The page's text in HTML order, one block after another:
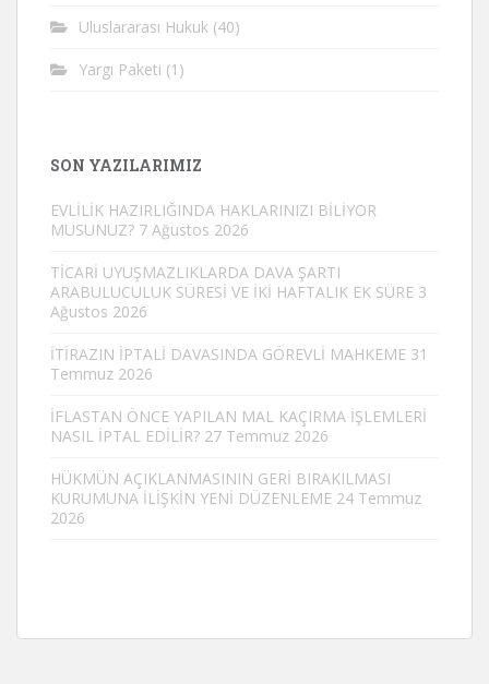
Uluslararası Hukuk (40)
Yargı Paketi (1)
SON YAZILARIMIZ
EVLİLİK HAZIRLIĞINDA HAKLARINIZI BİLİYOR
MUSUNUZ? 7 Ağustos 2026
TİCARİ UYUŞMAZLIKLARDA DAVA ŞARTI
ARABULUCULUK SÜRESİ VE İKİ HAFTALIK EK SÜRE 3
Ağustos 2026
İTİRAZIN İPTALİ DAVASINDA GÖREVLİ MAHKEME 31
Temmuz 2026
İFLASTAN ÖNCE YAPILAN MAL KAÇIRMA İŞLEMLERİ
NASIL İPTAL EDİLİR? 27 Temmuz 2026
HÜKMÜN AÇIKLANMASININ GERİ BIRAKILMASI
KURUMUNA İLİŞKİN YENİ DÜZENLEME 24 Temmuz
2026